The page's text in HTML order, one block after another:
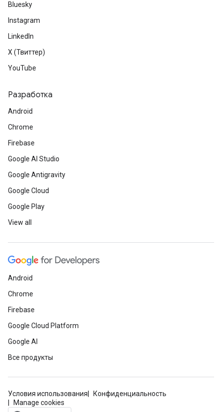
Bluesky
Instagram
LinkedIn
X (Твиттер)
YouTube
Разработка
Android
Chrome
Firebase
Google AI Studio
Google Antigravity
Google Cloud
Google Play
View all
Android
Chrome
Firebase
Google Cloud Platform
Google AI
Все продукты
Условия использования
Конфиденциальность
Manage cookies